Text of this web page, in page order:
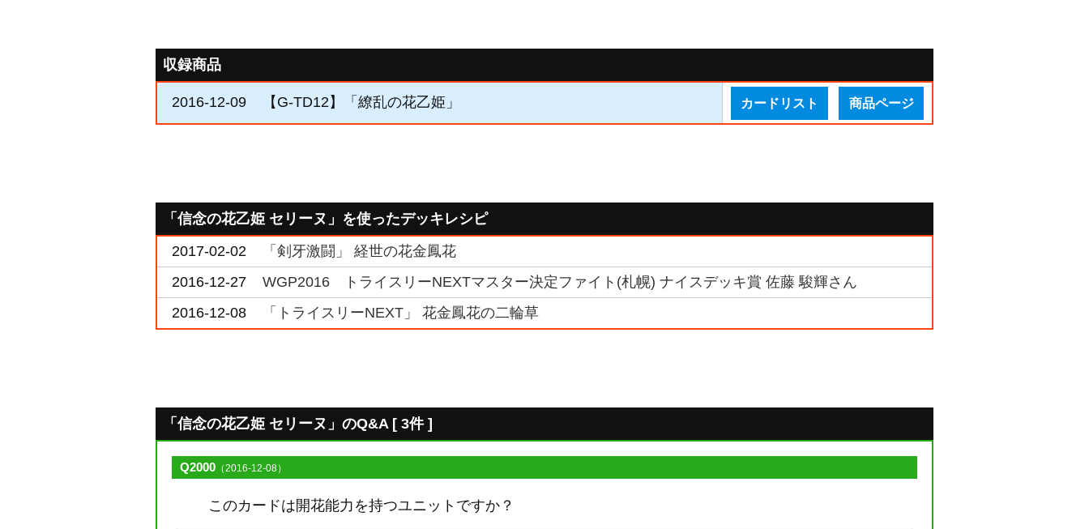
収録商品
2016-12-09 【G-TD12】「繚乱の花乙姫」 カードリスト 商品ページ
「信念の花乙姫 セリーヌ」を使ったデッキレシピ
2017-02-02
「剣牙激闘」 経世の花金鳳花
2016-12-27
WGP2016 トライスリーNEXTマスター決定ファイト(札幌) ナイスデッキ賞 佐藤 駿輝さん
2016-12-08
「トライスリーNEXT」 花金鳳花の二輪草
「信念の花乙姫 セリーヌ」のQ&A [ 3件 ]
Q2000 （2016-12-08）
このカードは開花能力を持つユニットですか？